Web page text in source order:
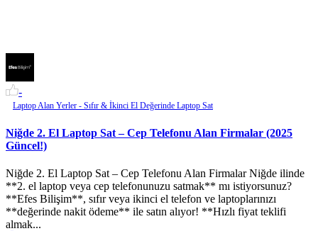
-
Laptop Alan Yerler - Sıfır & İkinci El Değerinde Laptop Sat
Niğde 2. El Laptop Sat – Cep Telefonu Alan Firmalar (2025
Güncel!)
Niğde 2. El Laptop Sat – Cep Telefonu Alan Firmalar Niğde ilinde
**2. el laptop veya cep telefonunuzu satmak** mı istiyorsunuz?
**Efes Bilişim**, sıfır veya ikinci el telefon ve laptoplarınızı
**değerinde nakit ödeme** ile satın alıyor! **Hızlı fiyat teklifi
almak...